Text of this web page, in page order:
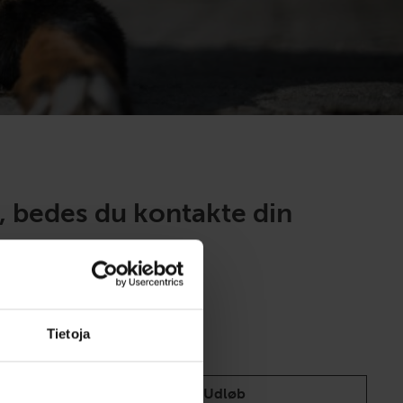
Tietoja
du kontakte din
Udløb